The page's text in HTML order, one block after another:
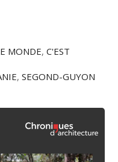
MONDE,C'EST
,SEGOND-GUYON